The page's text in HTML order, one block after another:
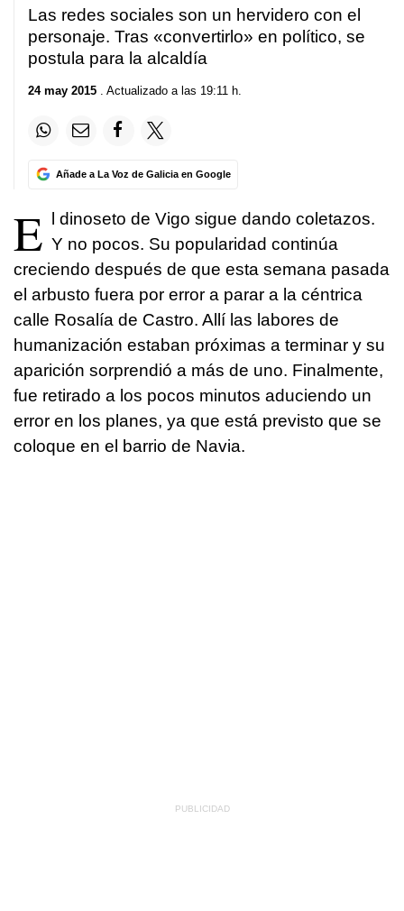
Las redes sociales son un hervidero con el
personaje. Tras «convertirlo» en político, se
postula para la alcaldía
24 may 2015 . Actualizado a las 19:11 h.
Añade a La Voz de Galicia en Google
E l dinoseto de Vigo sigue dando coletazos.
Y no pocos. Su popularidad continúa
creciendo después de que esta semana pasada
el arbusto fuera por error a parar a la céntrica
calle Rosalía de Castro. Allí las labores de
humanización estaban próximas a terminar y su
aparición sorprendió a más de uno. Finalmente,
fue retirado a los pocos minutos aduciendo un
error en los planes, ya que está previsto que se
coloque en el barrio de Navia.